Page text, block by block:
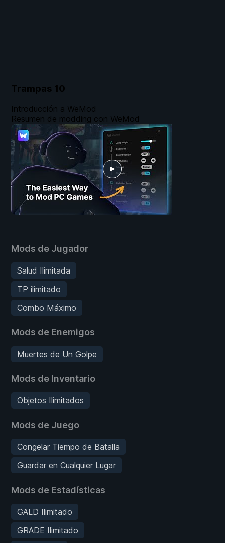
Trampas 10
Mods de Jugador
Salud Ilimitada
TP ilimitado
Combo Máximo
Mods de Enemigos
Muertes de Un Golpe
Mods de Inventario
Objetos Ilimitados
Mods de Juego
Congelar Tiempo de Batalla
Guardar en Cualquier Lugar
Mods de Estadísticas
GALD Ilimitado
GRADE Ilimitado
Introducción a WeMod
Resumen de modding con WeMod